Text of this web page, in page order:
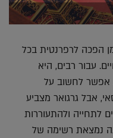
הפכה לרפרנטית בכל
עבור רבים, היא
אפשר לחשוב על
אבל גרגואר מצביע
לתחייה ולהתעוררות
נמצאת רשימה של